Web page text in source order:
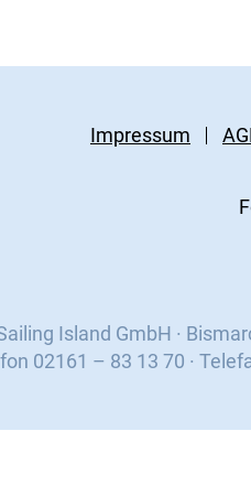
Impressum
Island GmbH ·
02161 – 83 13 70 ·